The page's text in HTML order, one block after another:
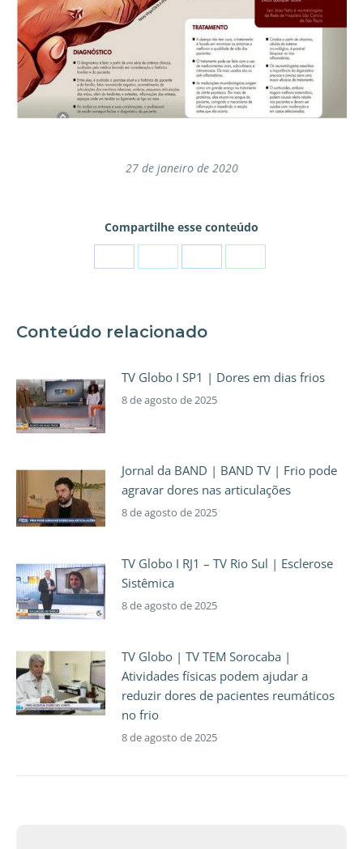
27 de janeiro de 2020
Compartilhe esse conteúdo
Conteúdo relacionado
TV Globo I SP1 | Dores em dias frios
8 de agosto de 2025
Jornal da BAND | BAND TV | Frio pode
agravar dores nas articulações
8 de agosto de 2025
TV Globo I RJ1 – TV Rio Sul | Esclerose
Sistêmica
8 de agosto de 2025
TV Globo | TV TEM Sorocaba |
Atividades físicas podem ajudar a
reduzir dores de pacientes reumáticos
no frio
8 de agosto de 2025